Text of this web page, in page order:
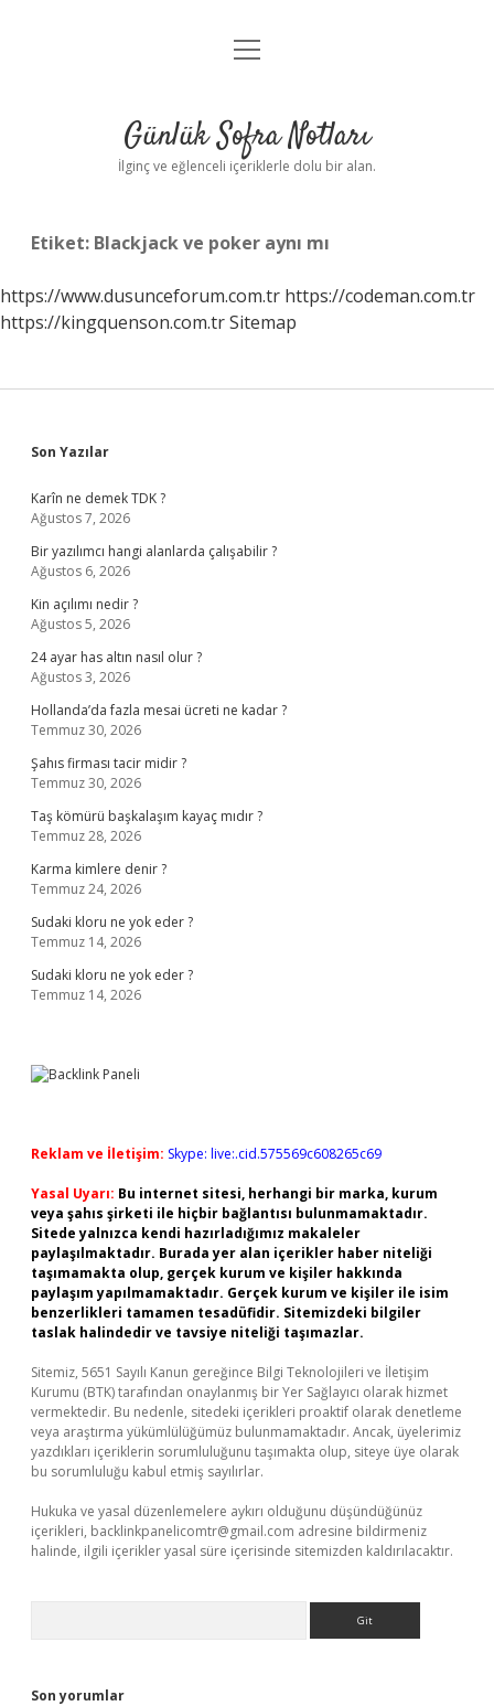
Anasayfa
Yasal Uyarı
menüyü
Günlük Sofra Notları
İlginç ve eğlenceli içeriklerle dolu bir alan.
Etiket: Blackjack ve poker aynı mı
https://www.dusunceforum.com.tr https://codeman.com.tr
https://kingquenson.com.trSitemap
Sidebar
Son Yazılar
Karîn ne demek TDK ?
Ağustos 7, 2026
Bir yazılımcı hangi alanlarda çalışabilir ?
Ağustos 6, 2026
Kin açılımı nedir ?
Ağustos 5, 2026
24 ayar has altın nasıl olur ?
Ağustos 3, 2026
Hollanda’da fazla mesai ücreti ne kadar ?
Temmuz 30, 2026
Şahıs firması tacir midir ?
Temmuz 30, 2026
Taş kömürü başkalaşım kayaç mıdır ?
Temmuz 28, 2026
Karma kimlere denir ?
Temmuz 24, 2026
Sudaki kloru ne yok eder ?
Temmuz 14, 2026
Sudaki kloru ne yok eder ?
Temmuz 14, 2026
Reklam ve İletişim: Skype: live:.cid.575569c608265c69
Yasal Uyarı: Bu internet sitesi, herhangi bir marka, kurum
veya şahıs şirketi ile hiçbir bağlantısı bulunmamaktadır.
Sitede yalnızca kendi hazırladığımız makaleler
paylaşılmaktadır. Burada yer alan içerikler haber niteliği
taşımamakta olup, gerçek kurum ve kişiler hakkında
paylaşım yapılmamaktadır. Gerçek kurum ve kişiler ile isim
benzerlikleri tamamen tesadüfidir. Sitemizdeki bilgiler
taslak halindedir ve tavsiye niteliği taşımazlar.
Sitemiz, 5651 Sayılı Kanun gereğince Bilgi Teknolojileri ve İletişim
Kurumu (BTK) tarafından onaylanmış bir Yer Sağlayıcı olarak hizmet
vermektedir. Bu nedenle, sitedeki içerikleri proaktif olarak denetleme
veya araştırma yükümlülüğümüz bulunmamaktadır. Ancak, üyelerimiz
yazdıkları içeriklerin sorumluluğunu taşımakta olup, siteye üye olarak
bu sorumluluğu kabul etmiş sayılırlar.
Hukuka ve yasal düzenlemelere aykırı olduğunu düşündüğünüz
içerikleri, backlinkpanelicomtr@gmail.com adresine bildirmeniz
halinde, ilgili içerikler yasal süre içerisinde sitemizden kaldırılacaktır.
Son yorumlar